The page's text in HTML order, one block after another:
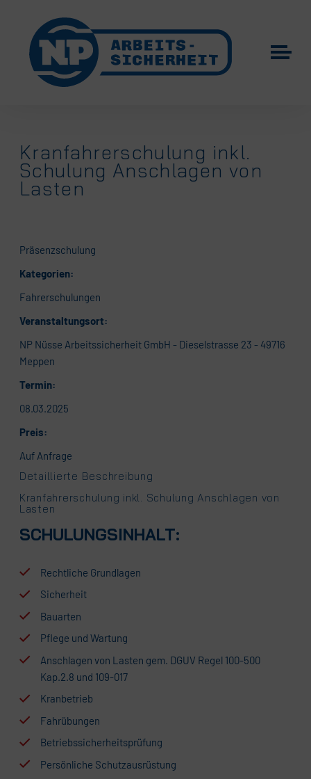
Kranfahrerschulung inkl.
Schulung Anschlagen von
Lasten
Präsenzschulung
Kategorien:
Fahrerschulungen
Veranstaltungsort:
NP Nüsse Arbeitssicherheit GmbH - Dieselstrasse 23 - 49716
Meppen
Termin:
08.03.2025
Preis:
Auf Anfrage
Detaillierte Beschreibung
Kranfahrerschulung inkl. Schulung Anschlagen von
Lasten
SCHULUNGSINHALT:
Rechtliche Grundlagen
Sicherheit
Bauarten
Pflege und Wartung
Anschlagen von Lasten gem. DGUV Regel 100-500
Kap.2.8 und 109-017
Kranbetrieb
Fahrübungen
Betriebssicherheitsprüfung
Persönliche Schutzausrüstung